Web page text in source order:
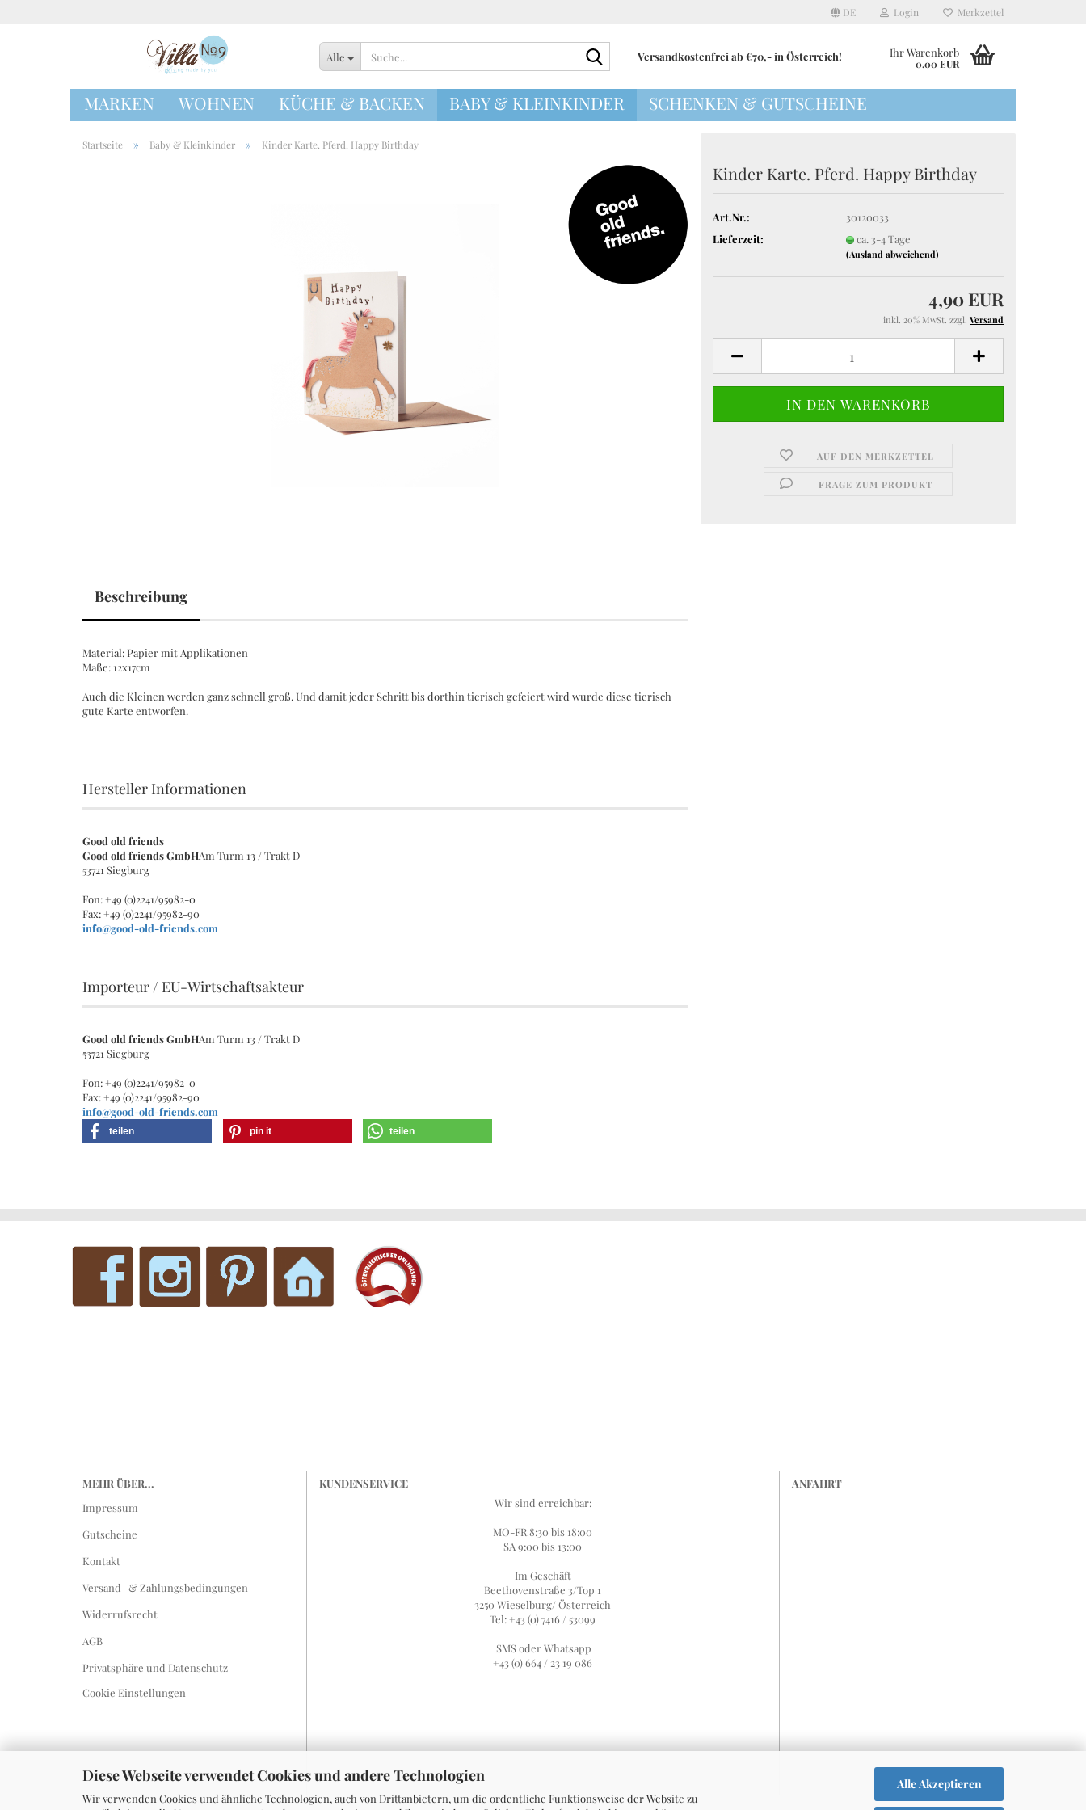
Diese Webseite verwendet Cookies und andere Technologien
Wir verwenden Cookies und ähnliche Technologien, auch von Drittanbietern, um die ordentliche Funktionsweise der Website zu
Alle Akzeptieren
DE Login Merkzettel
Alle Versandkostenfrei ab €70,- in Österreich! Ihr Warenkorb
0,00 EUR
MARKEN WOHNEN
Aufsteller
Kerzen
Körbe & Boxen
Laternen & Kerzenhalter
Seidenblumen & Dekozweige
Handtücher und Spüllappen
KÜCHE & BACKEN
Tischsets & Untersetzer
Auflaufformen
Besteck
Butterdosen
Eierbecher
Krüge und Karaffen
Teekannen
Teller
Vorratsdosen
Backformen
Fondant und Glasuren
BABY & KLEINKINDER SCHENKEN & GUTSCHEINE
Geschenkideen für Babys und
Kleinkinder
Geschenkideen für Frauen
Geschenkideen für Männer
Startseite » Baby & Kleinkinder » Kinder Karte. Pferd. Happy Birthday
Kinder Karte. Pferd. Happy Birthday
Art.Nr.:
30120033
Lieferzeit:
ca. 3-4 Tage
(Ausland abweichend)
4,90 EUR
inkl. 20% MwSt. zzgl. Versand
AUF DEN MERKZETTEL
FRAGE ZUM PRODUKT
Beschreibung
Material: Papier mit Applikationen
Maße: 12x17cm
Auch die Kleinen werden ganz schnell groß. Und damit jeder Schritt bis dorthin tierisch gefeiert wird wurde diese tierisch
gute Karte entworfen.
Hersteller Informationen
Good old friends
Good old friends GmbHAm Turm 13 / Trakt D
53721 Siegburg
Fon: +49 (0)2241/95982-0
Fax: +49 (0)2241/95982-90
info@good-old-friends.com
Importeur / EU-Wirtschaftsakteur
Good old friends GmbHAm Turm 13 / Trakt D
53721 Siegburg
Fon: +49 (0)2241/95982-0
Fax: +49 (0)2241/95982-90
info@good-old-friends.com
teilen pin it teilen
MEHR ÜBER...
Impressum
Gutscheine
Kontakt
Versand- & Zahlungsbedingungen
Widerrufsrecht
AGB
Privatsphäre und Datenschutz
Cookie Einstellungen
KUNDENSERVICE
Wir sind erreichbar:
MO-FR 8:30 bis 18:00
SA 9:00 bis 13:00
Im Geschäft
Beethovenstraße 3/Top 1
3250 Wieselburg/ Österreich
Tel: +43 (0) 7416 / 53099
SMS oder Whatsapp
+43 (0) 664 / 23 19 086
ANFAHRT